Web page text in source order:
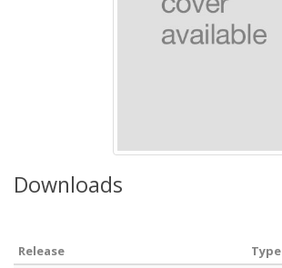
Downloads
Release Type